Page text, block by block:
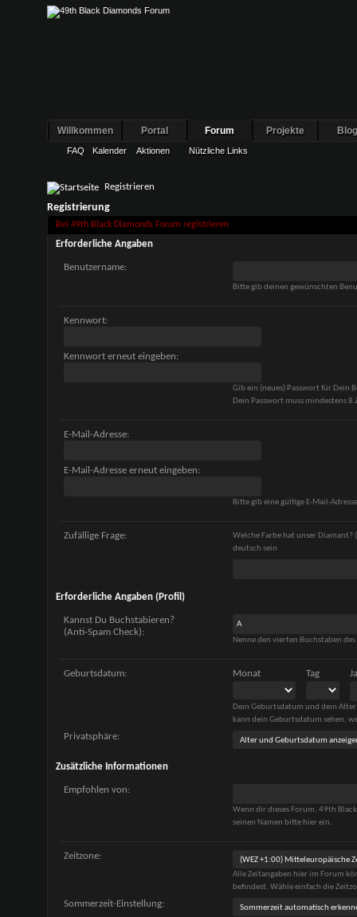
Willkommen Portal Forum
FAQ Kalender Aktionen Nützliche Links
Projekte
Registrieren
Registrierung
Bei 49th Black Diamonds Forum registrieren
Erforderliche Angaben
Benutzername:
Bitte gib deinen gewünschten
Kennwort:
Kennwort erneut eingeben:
Gib ein (neues) Passwort für Dein
Dein Passwort muss mindestens 8
E-Mail-Adresse:
E-Mail-Adresse erneut eingeben:
Bitte gib eine gültige E-Mail-
Zufällige Frage:
Welche Farbe hat unser
deutsch sein
Erforderliche Angaben (Profil)
Kannst Du Buchstabieren?
(Anti-Spam Check):
Nenne den vierten Buchstaben
Geburtsdatum: Monat Tag
Dein Geburtsdatum und dein
kann dein Geburtsdatum sehen,
Privatsphäre:
Zusätzliche Informationen
Empfohlen von:
Wenn dir dieses Forum, 49th
seinen Namen bitte hier ein.
Zeitzone:
Alle Zeitangaben hier im Forum
befindest. Wähle einfach die
Sommerzeit-Einstellung: